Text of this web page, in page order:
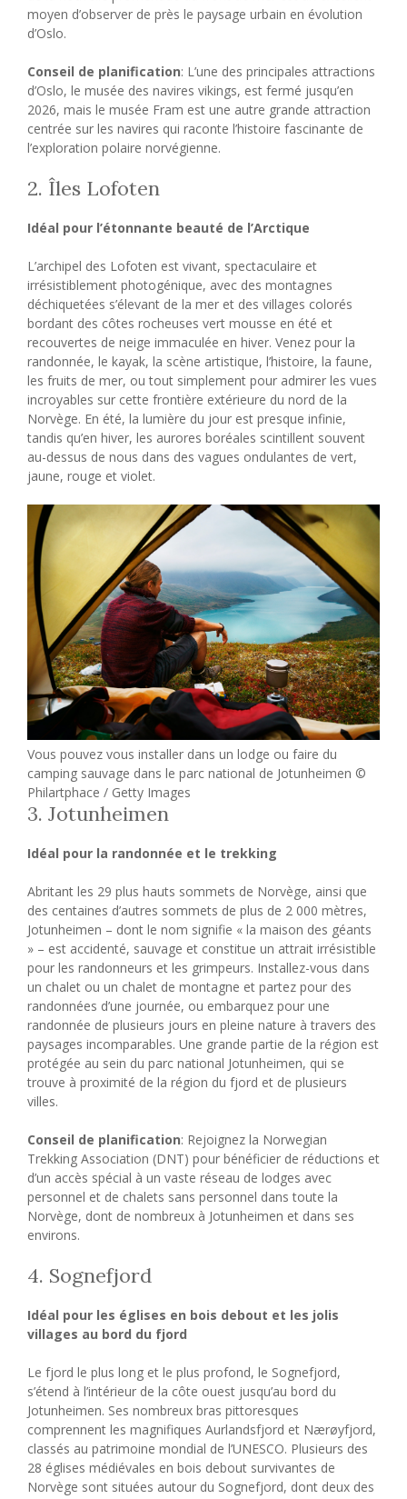
moyen d’observer de près le paysage urbain en évolution
d’Oslo.
Conseil de planification: L’une des principales attractions
d’Oslo, le musée des navires vikings, est fermé jusqu’en
2026, mais le musée Fram est une autre grande attraction
centrée sur les navires qui raconte l’histoire fascinante de
l’exploration polaire norvégienne.
2. Îles Lofoten
Idéal pour l’étonnante beauté de l’Arctique
L’archipel des Lofoten est vivant, spectaculaire et
irrésistiblement photogénique, avec des montagnes
déchiquetées s’élevant de la mer et des villages colorés
bordant des côtes rocheuses vert mousse en été et
recouvertes de neige immaculée en hiver. Venez pour la
randonnée, le kayak, la scène artistique, l’histoire, la faune,
les fruits de mer, ou tout simplement pour admirer les vues
incroyables sur cette frontière extérieure du nord de la
Norvège. En été, la lumière du jour est presque infinie,
tandis qu’en hiver, les aurores boréales scintillent souvent
au-dessus de nous dans des vagues ondulantes de vert,
jaune, rouge et violet.
Vous pouvez vous installer dans un lodge ou faire du
camping sauvage dans le parc national de Jotunheimen ©
Philartphace / Getty Images
3. Jotunheimen
Idéal pour la randonnée et le trekking
Abritant les 29 plus hauts sommets de Norvège, ainsi que
des centaines d’autres sommets de plus de 2 000 mètres,
Jotunheimen – dont le nom signifie « la maison des géants
» – est accidenté, sauvage et constitue un attrait irrésistible
pour les randonneurs et les grimpeurs. Installez-vous dans
un chalet ou un chalet de montagne et partez pour des
randonnées d’une journée, ou embarquez pour une
randonnée de plusieurs jours en pleine nature à travers des
paysages incomparables. Une grande partie de la région est
protégée au sein du parc national Jotunheimen, qui se
trouve à proximité de la région du fjord et de plusieurs
villes.
Conseil de planification: Rejoignez la Norwegian
Trekking Association (DNT) pour bénéficier de réductions et
d’un accès spécial à un vaste réseau de lodges avec
personnel et de chalets sans personnel dans toute la
Norvège, dont de nombreux à Jotunheimen et dans ses
environs.
4. Sognefjord
Idéal pour les églises en bois debout et les jolis
villages au bord du fjord
Le fjord le plus long et le plus profond, le Sognefjord,
s’étend à l’intérieur de la côte ouest jusqu’au bord du
Jotunheimen. Ses nombreux bras pittoresques
comprennent les magnifiques Aurlandsfjord et Nærøyfjord,
classés au patrimoine mondial de l’UNESCO. Plusieurs des
28 églises médiévales en bois debout survivantes de
Norvège sont situées autour du Sognefjord, dont deux des